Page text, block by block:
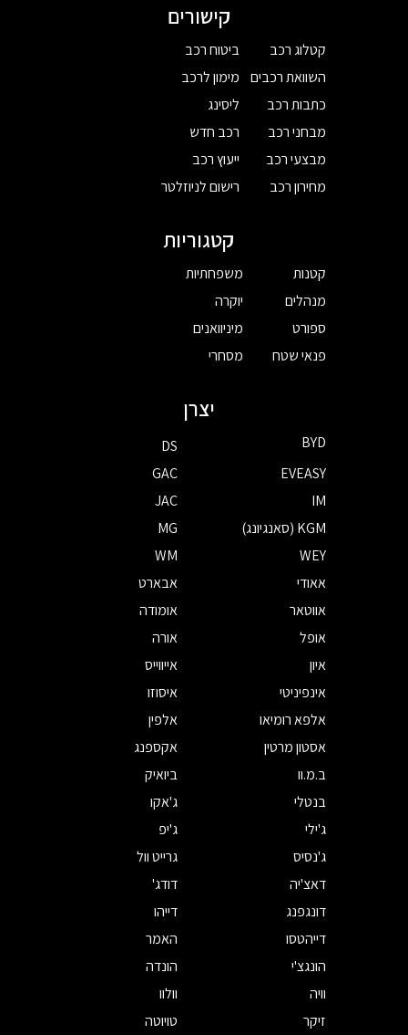
קישורים
קטלוג רכב
השוואת רכבים
כתבות רכב
מבחני רכב
מבצעי רכב
מחירון רכב
ביטוח רכב
מימון לרכב
ליסינג
רכב חדש
ייעוץ רכב
רישום לניוזלטר
קטגוריות
קטנות
מנהלים
ספורט
פנאי שטח
משפחתיות
יוקרה
מיניוואנים
מסחרי
יצרן
BYD
DS
EVEASY
GAC
IM
JAC
KGM (סאנגיונג)
MG
WEY
WM
אאודי
אבארט
אווטאר
אומודה
אופל
אורה
איון
אייווייס
אינפיניטי
איסוזו
אלפא רומיאו
אלפין
אסטון מרטין
אקספנג
ב.מ.וו
ביואיק
בנטלי
ג'אקו
ג'ילי
ג'יפ
ג'נסיס
גרייט וול
דאצ'יה
דודג'
דונגפנג
דייהו
דייהטסו
האמר
הונגצ'י
הונדה
וויה
וולוו
זיקר
טויוטה